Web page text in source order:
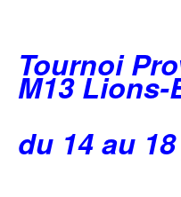
Tournoi
M13 Lions-
du 14 au